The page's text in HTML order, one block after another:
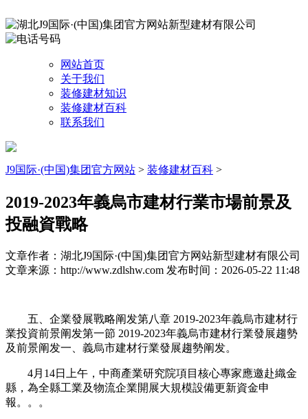
网站首页
关于我们
装修建材知识
装修建材百科
联系我们
J9国际·(中国)集团官方网站 > 装修建材百科 >
2019-2023年義烏市建材行業市場前景及
投融資戰略
文章作者：湖北J9国际·(中国)集团官方网站新型建材有限公司
文章来源：http://www.zdlshw.com 发布时间：2026-05-22 11:48
五、企業發展戰略阐发第八章 2019-2023年義烏市建材行
業投資前景阐发第一節 2019-2023年義烏市建材行業發展趨勢
及前景阐发一、義烏市建材行業發展趨勢阐发。
4月14日上午，中商產業研究院項目核心專家應邀赴織金
縣，為全縣工業及物流企業開展大規模設備更新資金申
報。。。